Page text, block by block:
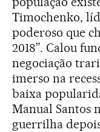
Timochenko,
poderoso que
2018”. Calou
negociação
imerso na
baixa
Manual Santos
guerrilha